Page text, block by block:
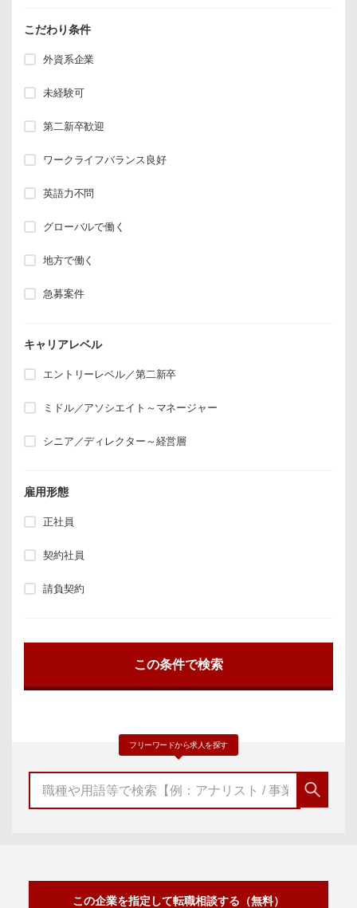
こだわり条件
外資系企業
未経験可
第二新卒歓迎
ワークライフバランス良好
英語力不問
グローバルで働く
地方で働く
急募案件
キャリアレベル
エントリーレベル／第二新卒
ミドル／アソシエイト～マネージャー
シニア／ディレクター～経営層
雇用形態
正社員
契約社員
請負契約
フリーワードから求人を探す
この企業を指定して転職相談する（無料）